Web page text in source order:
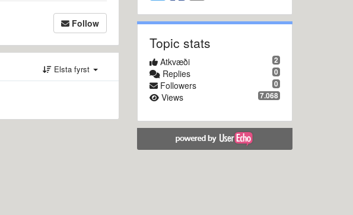
Follow
Elsta fyrst
Topic stats
2
Atkvæði
0
Replies
0
Followers
7.068
Views